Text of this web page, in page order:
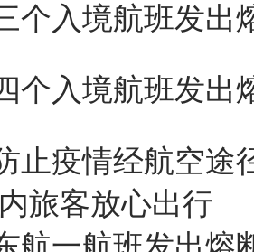
个入境航班发出
个入境航班发出
止疫情经航空途
旅客放心出行